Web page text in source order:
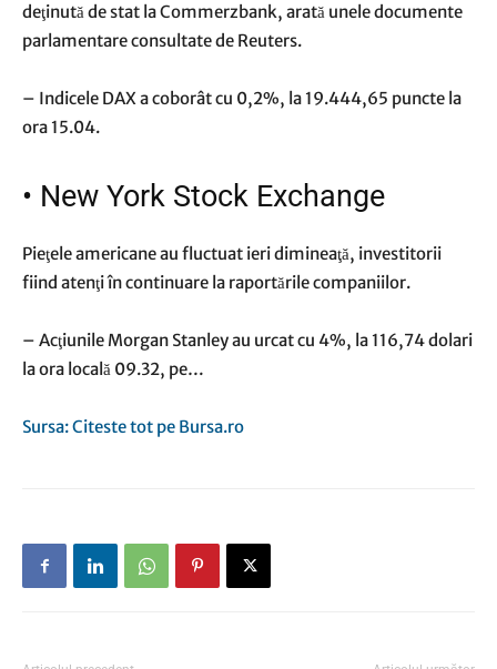
deţinută de stat la Commerzbank, arată unele documente
parlamentare consultate de Reuters.
– Indicele DAX a coborât cu 0,2%, la 19.444,65 puncte la
ora 15.04.
• New York Stock Exchange
Pieţele americane au fluctuat ieri dimineaţă, investitorii
fiind atenţi în continuare la raportările companiilor.
– Acţiunile Morgan Stanley au urcat cu 4%, la 116,74 dolari
la ora locală 09.32, pe…
Sursa: Citeste tot pe Bursa.ro